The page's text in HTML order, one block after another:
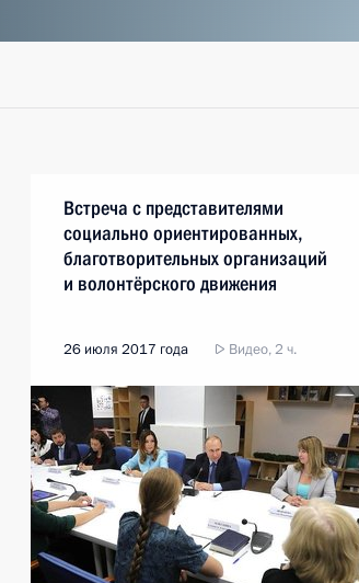
Встреча с представителями
социально ориентированных,
благотворительных организаций
и волонтёрского движения
26 июля 2017 года Видео, 2 ч.